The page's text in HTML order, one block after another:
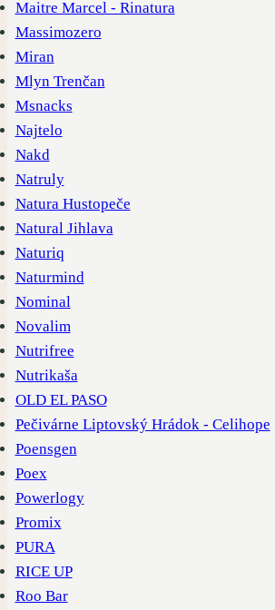
Maitre Marcel - Rinatura
Massimozero
Miran
Mlyn Trenčan
Msnacks
Najtelo
Nakd
Natruly
Natura Hustopeče
Natural Jihlava
Naturiq
Naturmind
Nominal
Novalim
Nutrifree
Nutrikaša
OLD EL PASO
Pečivárne Liptovský Hrádok - Celihope
Poensgen
Poex
Powerlogy
Promix
PURA
RICE UP
Roo Bar